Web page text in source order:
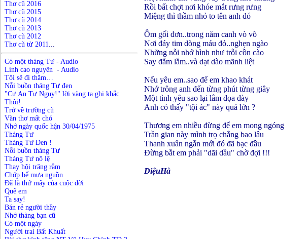
Thơ cũ 2016
Thơ cũ 2015
Thơ cũ 2014
Thơ cũ 2013
Thơ cũ 2012
Thơ cũ từ 2011...
Có một tháng Tư - Audio
Lính cao nguyên - Audio
Tôi sẽ đi thăm…
Nỗi buồn tháng Tư đen
"Cư An Tư Nguy!" lời vàng ta ghi khắc
Thôi!
Trở về trường cũ
Văn thơ mất chó
Nhớ ngày quốc hận 30/04/1975
Tháng Tư
Tháng Tư Đen !
Nỗi buồn tháng Tư
Tháng Tư nô lệ
Thay hội trăng rằm
Chớp bể mưa nguồn
Đã là thứ mấy của cuộc đời
Quê em
Ta say!
Bán rẻ người thầy
Nhớ thàng bạn cũ
Có một ngày
Người trai Bất Khuất
Rồi bất chợt nơi khóe mắt rưng rưng
Miệng thì thầm nhỏ to tên anh đó
Ôm gối đơn..trong năm canh vò võ
Nơi đáy tim dòng máu đỏ..nghẹn ngào
Những nỗi nhớ hình như trỗi cồn cào
Say đắm lắm..và dạt dào mãnh liệt
Nếu yêu em..sao để em khao khát
Nhớ trông anh đến từng phút từng giây
Một tình yêu sao lại lắm đọa đày
Anh có thấy "tội ác" này quá lớn ?
Thương em nhiều đừng để em mong ngóng
Trần gian này mình trọ chẳng bao lâu
Thanh xuân ngắn mới đó đã bạc đầu
Đừng bắt em phải "dãi dầu" chờ đợi !!!
DiệuHà